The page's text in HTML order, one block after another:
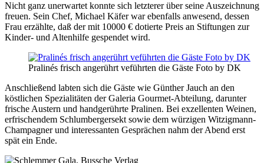
Nicht ganz unerwartet konnte sich letzterer über seine Auszeichnung
freuen. Sein Chef, Michael Käfer war ebenfalls anwesend, dessen
Frau erzählte, daß der mit 10000 € dotierte Preis an Stiftungen zur
Kinder- und Altenhilfe gespendet wird.
Pralinés frisch angerührt veführten die Gäste Foto by DK
Anschließend labten sich die Gäste wie Günther Jauch an den
köstlichen Spezialitäten der Galeria Gourmet-Abteilung, darunter
frische Austern und handgerührte Pralinen. Bei exzellenten Weinen,
erfrischendem Schlumbergersekt sowie dem würzigen Witzigmann-
Champagner und interessanten Gesprächen nahm der Abend erst
spät ein Ende.